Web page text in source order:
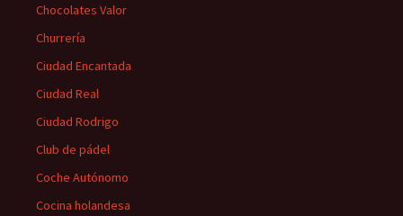
Chocolates Valor
Churrería
Ciudad Encantada
Ciudad Real
Ciudad Rodrigo
Club de pádel
Coche Autónomo
Cocina holandesa